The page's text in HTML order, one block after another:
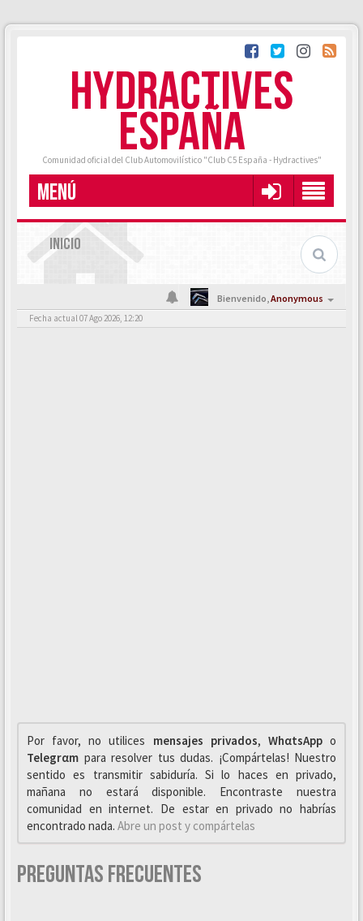
HYDRACTIVES
ESPAÑA
Comunidad oficial del Club Automovilístico "Club C5 España - Hydractives"
MENÚ
INICIO
Bienvenido,Anonymous
Fecha actual 07 Ago 2026, 12:20
Por favor, no utilices mensajes privados, WhαtsAppo
Telegrαm para resolver tus dudas. ¡Compártelas! Nuestro
sentido es transmitir sabiduría. Si lo haces en privado,
mañana no estará disponible. Encontraste nuestra
comunidad en internet. De estar en privado no habrías
encontrado nada. Abre un post y compártelas
Preguntas Frecuentes